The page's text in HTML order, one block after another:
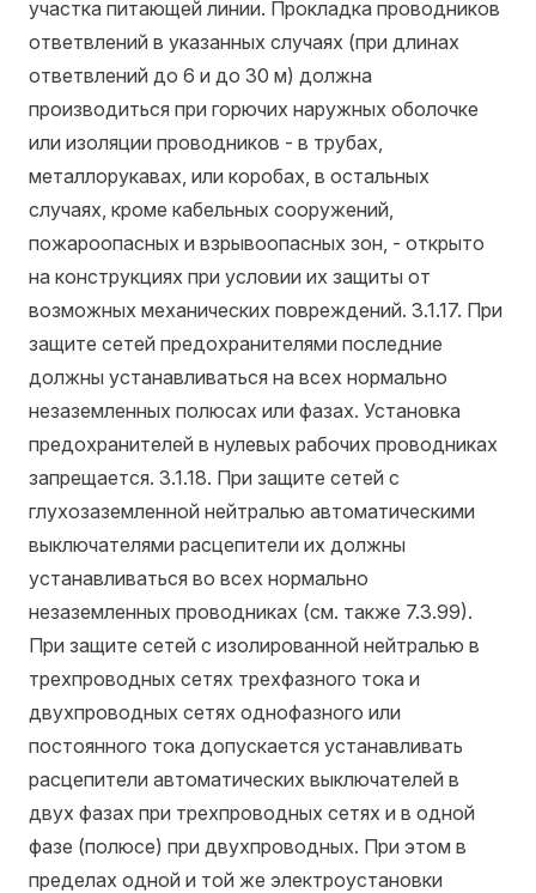
участка питающей линии. Прокладка проводников
ответвлений в указанных случаях (при длинах
ответвлений до 6 и до 30 м) должна
производиться при горючих наружных оболочке
или изоляции проводников - в трубах,
металлорукавах, или коробах, в остальных
случаях, кроме кабельных сооружений,
пожароопасных и взрывоопасных зон, - открыто
на конструкциях при условии их защиты от
возможных механических повреждений. 3.1.17. При
защите сетей предохранителями последние
должны устанавливаться на всех нормально
незаземленных полюсах или фазах. Установка
предохранителей в нулевых рабочих проводниках
запрещается. 3.1.18. При защите сетей с
глухозаземленной нейтралью автоматическими
выключателями расцепители их должны
устанавливаться во всех нормально
незаземленных проводниках (см. также 7.3.99).
При защите сетей с изолированной нейтралью в
трехпроводных сетях трехфазного тока и
двухпроводных сетях однофазного или
постоянного тока допускается устанавливать
расцепители автоматических выключателей в
двух фазах при трехпроводных сетях и в одной
фазе (полюсе) при двухпроводных. При этом в
пределах одной и той же электроустановки